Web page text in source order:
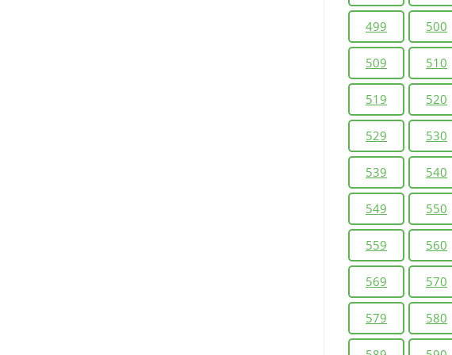
499 500
509 510
519 520
529 530
539 540
549 550
559 560
569 570
579 580